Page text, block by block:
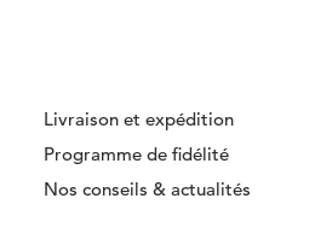
Livraison et expédition
Programme de fidélité
Nos conseils & actualités